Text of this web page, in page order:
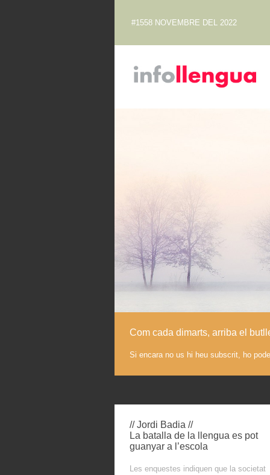
#1558 NOVEMBRE DEL 2022
Com cada dimarts, arriba el
Si encara no us hi heu subscrit, ho
// Jordi Badia //
La batalla de la llengua es pot
guanyar a l’escola
Les enquestes indiquen que la societat